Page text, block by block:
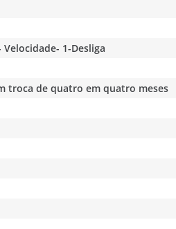
1-Desliga
troca de quatro em quatro meses